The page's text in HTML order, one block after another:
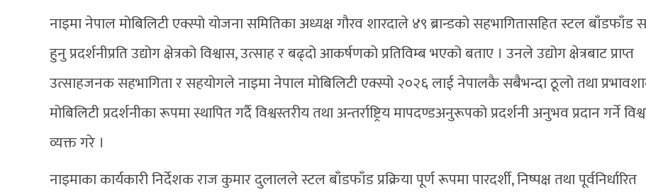
नाइमा नेपाल मोबिलिटी एक्स्पो योजना समितिका अध्यक्ष गौरव शारदाले ४९ ब्रान्डको सहभागितासहित स्टल बाँडफाँड
हुनु प्रदर्शनीप्रति उद्योग क्षेत्रको विश्वास, उत्साह र बढ्दो आकर्षणको प्रतिविम्ब भएको बताए । उनले उद्योग क्षेत्रबाट प्राप्त
उत्साहजनक सहभागिता र सहयोगले नाइमा नेपाल मोबिलिटी एक्स्पो २०२६ लाई नेपालकै सबैभन्दा ठूलो तथा
मोबिलिटी प्रदर्शनीका रूपमा स्थापित गर्दै विश्वस्तरीय तथा अन्तर्राष्ट्रिय मापदण्डअनुरूपको प्रदर्शनी अनुभव प्रदान गर्ने
व्यक्त गरे ।
नाइमाका कार्यकारी निर्देशक राज कुमार दुलालले स्टल बाँडफाँड प्रक्रिया पूर्ण रूपमा पारदर्शी, निष्पक्ष तथा पूर्वनिर्धारित